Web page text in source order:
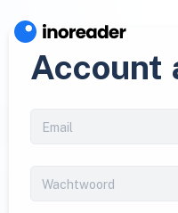
Account